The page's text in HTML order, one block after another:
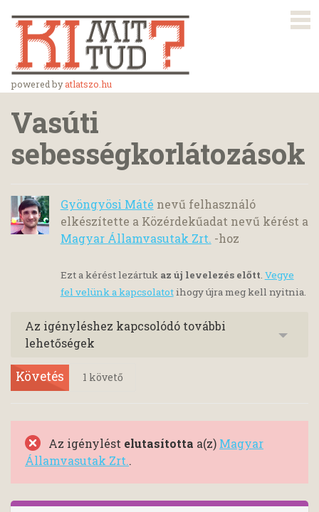
powered byatlatszo.hu
Vasúti
sebességkorlátozások
Gyöngyösi Máté nevű felhasználó
elkészítette a Közérdekűadat nevű kérést a
Magyar Államvasutak Zrt. -hoz
Ezt a kérést lezártuk az új levelezés előtt. Vegye
fel velünk a kapcsolatotihogy újra meg kell nyitnia.
Az igényléshez kapcsolódó további
lehetőségek
Követés 1 követő
Az igénylést elutasította a(z) Magyar
Államvasutak Zrt..